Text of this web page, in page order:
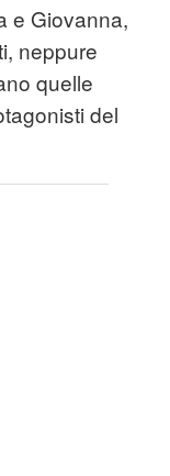
e Giovanna,
neppure
quelle
del